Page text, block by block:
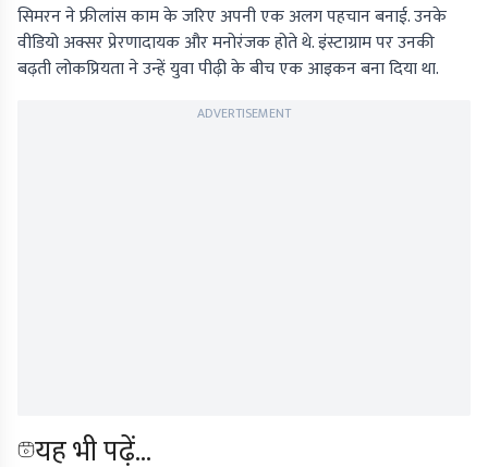
सिमरन ने फ्रीलांस काम के जरिए अपनी एक अलग पहचान बनाई. उनके
वीडियो अक्सर प्रेरणादायक और मनोरंजक होते थे. इंस्टाग्राम पर उनकी
बढ़ती लोकप्रियता ने उन्हें युवा पीढ़ी के बीच एक आइकन बना दिया था.
ADVERTISEMENT
यह भी पढ़ें...